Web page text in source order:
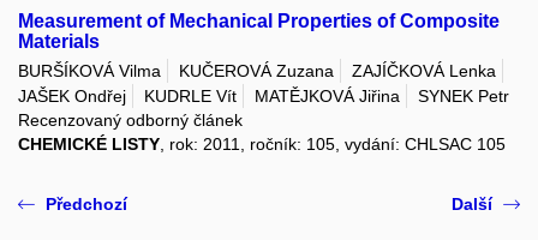
Measurement of Mechanical Properties of Composite
Materials
BURŠÍKOVÁ Vilma KUČEROVÁ Zuzana
ZAJÍČKOVÁ Lenka
JAŠEK Ondřej
KUDRLE Vít MATĚJKOVÁ Jiřina
SYNEK Petr
Recenzovaný odborný článek
CHEMICKÉ LISTY , rok: 2011, ročník: 105, vydání: CHLSAC 105
Předchozí Další